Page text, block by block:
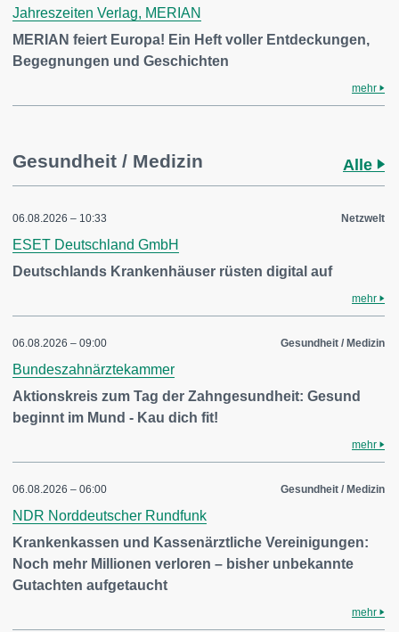
Jahreszeiten Verlag, MERIAN
MERIAN feiert Europa! Ein Heft voller Entdeckungen,
Begegnungen und Geschichten
mehr
Gesundheit / Medizin Alle
06.08.2026 – 10:33 Netzwelt
ESET Deutschland GmbH
Deutschlands Krankenhäuser rüsten digital auf
mehr
06.08.2026 – 09:00 Gesundheit / Medizin
Bundeszahnärztekammer
Aktionskreis zum Tag der Zahngesundheit: Gesund
beginnt im Mund - Kau dich fit!
mehr
06.08.2026 – 06:00 Gesundheit / Medizin
NDR Norddeutscher Rundfunk
Krankenkassen und Kassenärztliche Vereinigungen:
Noch mehr Millionen verloren – bisher unbekannte
Gutachten aufgetaucht
mehr